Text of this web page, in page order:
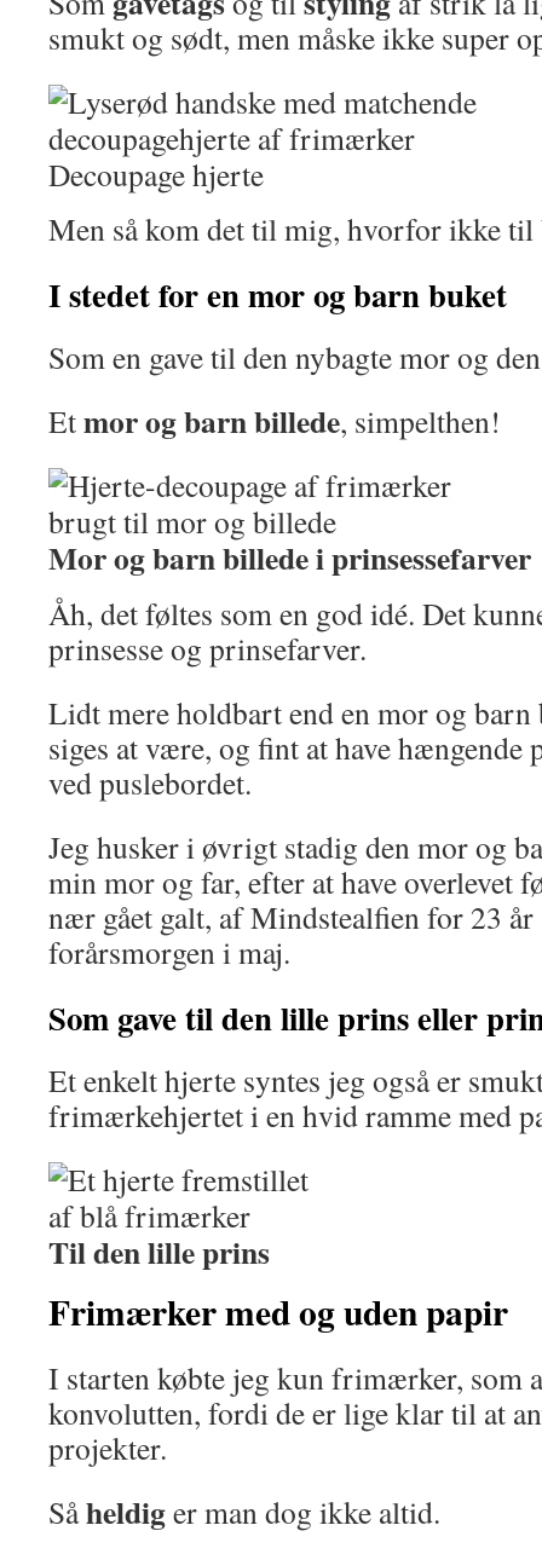
smukt og sødt, men måske ikke super
Decoupage hjerte
Men så kom det til mig, hvorfor ikke til
I stedet for en mor og barn buket
Som en gave til den nybagte mor og
Etmor og barn billede, simpelthen!
Mor og barn billede i prinsessefarver
Åh, det føltes som en god idé. Det
prinsesse og prinsefarver.
Lidt mere holdbart end en mor og barn
siges at være, og fint at have hængende
ved puslebordet.
Jeg husker i øvrigt stadig den mor og
min mor og far, efter at have overlevet
nær gået galt, af Mindstealfien for 23 år
forårsmorgen i maj.
Som gave til den lille prins eller
Et enkelt hjerte syntes jeg også er
frimærkehjertet i en hvid ramme med
Til den lille prins
Frimærker med og uden papir
I starten købte jeg kun frimærker, som
konvolutten, fordi de er lige klar til at
projekter.
Såheldiger man dog ikke altid.